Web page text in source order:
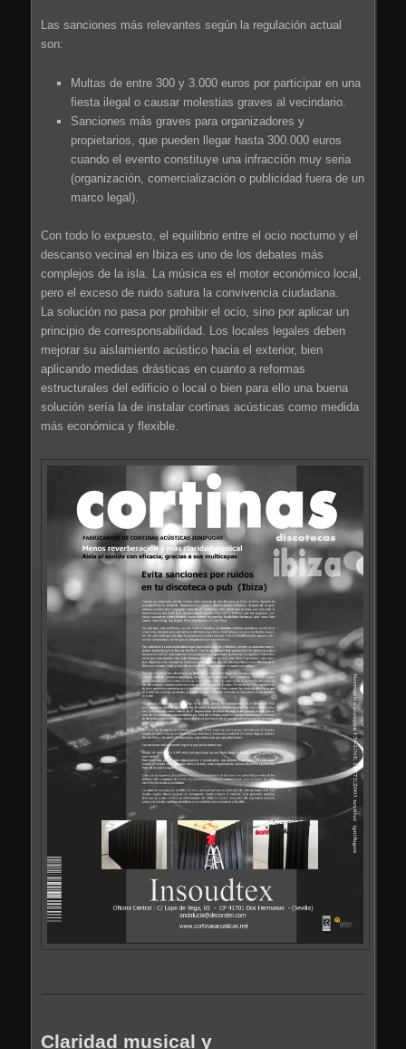
Las sanciones más relevantes según la regulación actual
son:
Multas de entre 300 y 3.000 euros por participar en una
fiesta ilegal o causar molestias graves al vecindario.
Sanciones más graves para organizadores y
propietarios, que pueden llegar hasta 300.000 euros
cuando el evento constituye una infracción muy seria
(organización, comercialización o publicidad fuera de un
marco legal).
Con todo lo expuesto, el equilibrio entre el ocio nocturno y el
descanso vecinal en Ibiza es uno de los debates más
complejos de la isla. La música es el motor económico local,
pero el exceso de ruido satura la convivencia ciudadana.
La solución no pasa por prohibir el ocio, sino por aplicar un
principio de corresponsabilidad. Los locales legales deben
mejorar su aislamiento acústico hacia el exterior, bien
aplicando medidas drásticas en cuanto a reformas
estructurales del edificio o local o bien para ello una buena
solución sería la de instalar cortinas acústicas como medida
más económica y flexible.
Claridad musical y